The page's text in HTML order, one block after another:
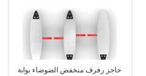
حاجز رفرف منخفض الضوضاء بوابة